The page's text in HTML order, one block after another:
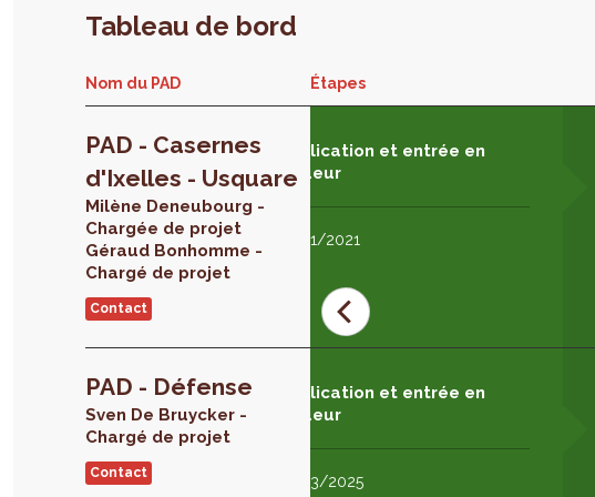
Tableau de bord
Nom du PAD Étapes
PAD - Casernes
d'Ixelles - Usquare
Milène Deneubourg
Chargée de projet
Géraud Bonhomme
Chargé de projet
Contact
en 3ème lecture
Publication et entrée en
vigueur
12/01/2021
PAD - Défense
Sven De Bruycker
Chargé de projet
Contact
en 3ème lecture
3ème lecture
Publication et entrée en
vigueur
12/03/2025